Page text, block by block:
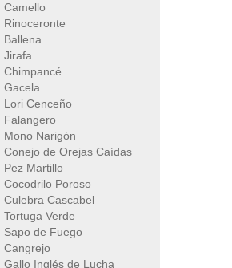
Camello
Rinoceronte
Ballena
Jirafa
Chimpancé
Gacela
Lori Cenceño
Falangero
Mono Narigón
Conejo de Orejas Caídas
Pez Martillo
Cocodrilo Poroso
Culebra Cascabel
Tortuga Verde
Sapo de Fuego
Cangrejo
Gallo Inglés de Lucha